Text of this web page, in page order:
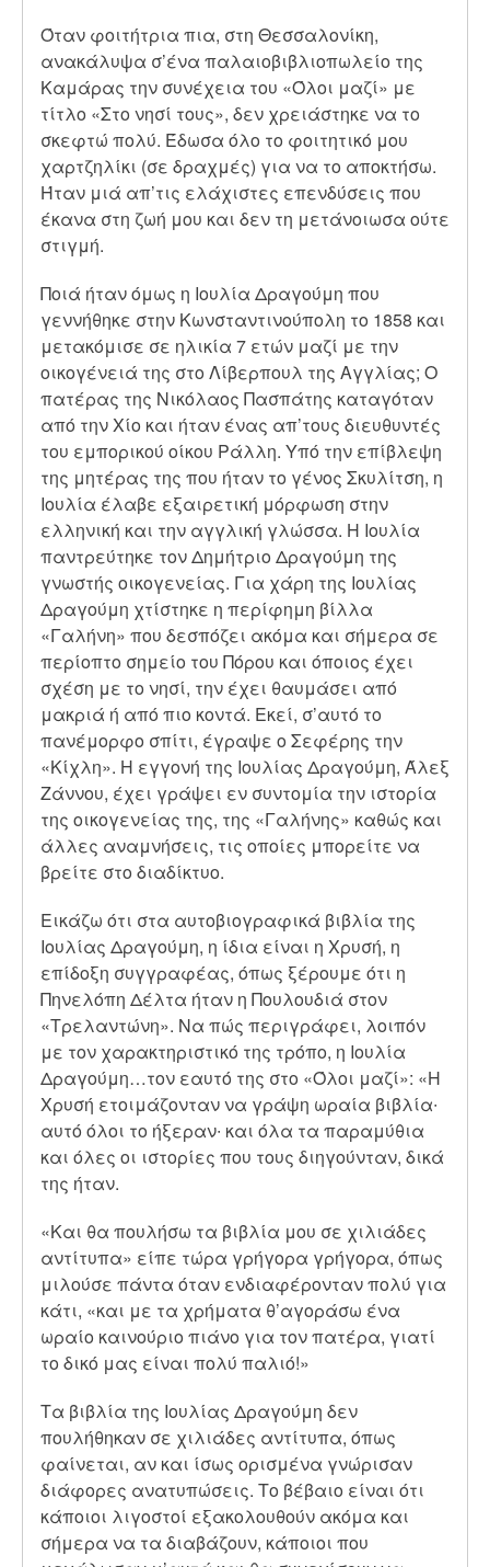
Όταν φοιτήτρια πια, στη Θεσσαλονίκη,
ανακάλυψα σ’ένα παλαιοβιβλιοπωλείο της
Καμάρας την συνέχεια του «Όλοι μαζί» με
τίτλο «Στο νησί τους», δεν χρειάστηκε να το
σκεφτώ πολύ. Έδωσα όλο το φοιτητικό μου
χαρτζηλίκι (σε δραχμές) για να το αποκτήσω.
Ήταν μιά απ’τις ελάχιστες επενδύσεις που
έκανα στη ζωή μου και δεν τη μετάνοιωσα ούτε
στιγμή.
Ποιά ήταν όμως η Ιουλία Δραγούμη που
γεννήθηκε στην Κωνσταντινούπολη το 1858 και
μετακόμισε σε ηλικία 7 ετών μαζί με την
οικογένειά της στο Λίβερπουλ της Αγγλίας; Ο
πατέρας της Νικόλαος Πασπάτης καταγόταν
από την Χίο και ήταν ένας απ’τους διευθυντές
του εμπορικού οίκου Ράλλη. Υπό την επίβλεψη
της μητέρας της που ήταν το γένος Σκυλίτση, η
Ιουλία έλαβε εξαιρετική μόρφωση στην
ελληνική και την αγγλική γλώσσα. Η Ιουλία
παντρεύτηκε τον Δημήτριο Δραγούμη της
γνωστής οικογενείας. Για χάρη της Ιουλίας
Δραγούμη χτίστηκε η περίφημη βίλλα
«Γαλήνη» που δεσπόζει ακόμα και σήμερα σε
περίοπτο σημείο του Πόρου και όποιος έχει
σχέση με το νησί, την έχει θαυμάσει από
μακριά ή από πιο κοντά. Εκεί, σ’αυτό το
πανέμορφο σπίτι, έγραψε ο Σεφέρης την
«Κίχλη». Η εγγονή της Ιουλίας Δραγούμη, Άλεξ
Ζάννου, έχει γράψει εν συντομία την ιστορία
της οικογενείας της, της «Γαλήνης» καθώς και
άλλες αναμνήσεις, τις οποίες μπορείτε να
βρείτε στο διαδίκτυο.
Εικάζω ότι στα αυτοβιογραφικά βιβλία της
Ιουλίας Δραγούμη, η ίδια είναι η Χρυσή, η
επίδοξη συγγραφέας, όπως ξέρουμε ότι η
Πηνελόπη Δέλτα ήταν η Πουλουδιά στον
«Τρελαντώνη». Να πώς περιγράφει, λοιπόν
με τον χαρακτηριστικό της τρόπο, η Ιουλία
Δραγούμη…τον εαυτό της στο «Όλοι μαζί»: «Η
Χρυσή ετοιμάζονταν να γράψη ωραία βιβλία∙
αυτό όλοι το ήξεραν∙ και όλα τα παραμύθια
και όλες οι ιστορίες που τους διηγούνταν, δικά
της ήταν.
«Και θα πουλήσω τα βιβλία μου σε χιλιάδες
αντίτυπα» είπε τώρα γρήγορα γρήγορα, όπως
μιλούσε πάντα όταν ενδιαφέρονταν πολύ για
κάτι, «και με τα χρήματα θ’αγοράσω ένα
ωραίο καινούριο πιάνο για τον πατέρα, γιατί
το δικό μας είναι πολύ παλιό!»
Τα βιβλία της Ιουλίας Δραγούμη δεν
πουλήθηκαν σε χιλιάδες αντίτυπα, όπως
φαίνεται, αν και ίσως ορισμένα γνώρισαν
διάφορες ανατυπώσεις. Το βέβαιο είναι ότι
κάποιοι λιγοστοί εξακολουθούν ακόμα και
σήμερα να τα διαβάζουν, κάποιοι που